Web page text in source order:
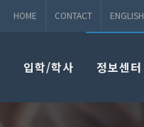
HOME CONTACT ENGLISH
입학/학사 정보센터